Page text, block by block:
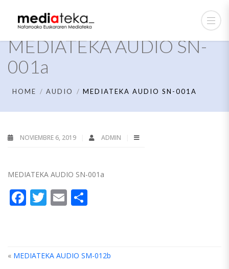
MEDIATEKA AUDIO SN-
001a
HOME AUDIO MEDIATEKA AUDIO SN-001A
NOVIEMBRE 6, 2019 ADMIN
MEDIATEKA AUDIO SN-001a
Facebook
Twitter
Email
« MEDIATEKA AUDIO SM-012b